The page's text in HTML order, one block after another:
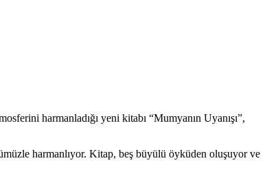
harmanladığı yeni kitabı “Mumyanın Uyanışı”,
harmanlıyor. Kitap, beş büyülü öyküden oluşuyor ve